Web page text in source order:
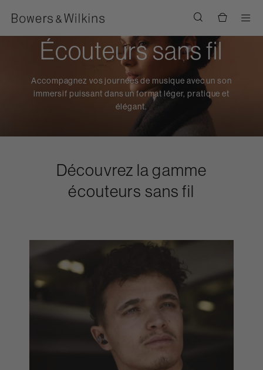
Écouteurs sans fil
Accompagnez vos journées de musique avec un son
immersif puissant dans un format léger, pratique et
élégant.
Découvrez la gamme
écouteurs sans fil